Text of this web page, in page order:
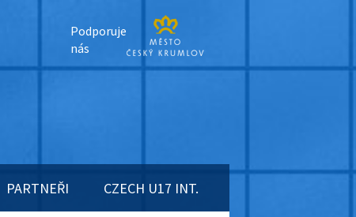
Podporuje
nás
PARTNEŘI CZECH U17 INT.